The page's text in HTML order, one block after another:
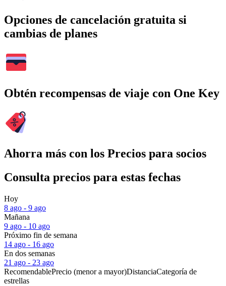
Opciones de cancelación gratuita si
cambias de planes
Obtén recompensas de viaje con One Key
Ahorra más con los Precios para socios
Consulta precios para estas fechas
Hoy
8 ago - 9 ago
Mañana
9 ago - 10 ago
Próximo fin de semana
14 ago - 16 ago
En dos semanas
21 ago - 23 ago
RecomendablePrecio (menor a mayor)DistanciaCategoría de
estrellas